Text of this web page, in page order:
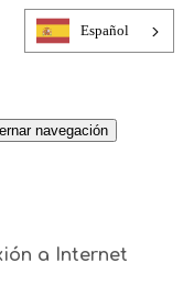
Español
navegación
a Internet